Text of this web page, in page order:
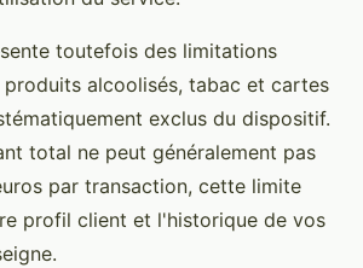
toutefois des limitations
alcoolisés, tabac et cartes
exclus du dispositif.
total ne peut généralement pas
par transaction, cette limite
profil client et l'historique de vos